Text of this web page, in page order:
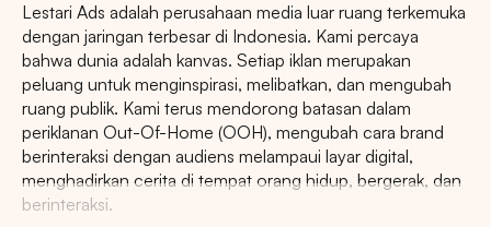
Lestari Ads adalah perusahaan media luar ruang terkemuka
dengan jaringan terbesar di Indonesia. Kami percaya
bahwa dunia adalah kanvas. Setiap iklan merupakan
peluang untuk menginspirasi, melibatkan, dan mengubah
ruang publik. Kami terus mendorong batasan dalam
periklanan Out-Of-Home (OOH), mengubah cara brand
berinteraksi dengan audiens melampaui layar digital,
menghadirkan cerita di tempat orang hidup, bergerak, dan
berinteraksi.